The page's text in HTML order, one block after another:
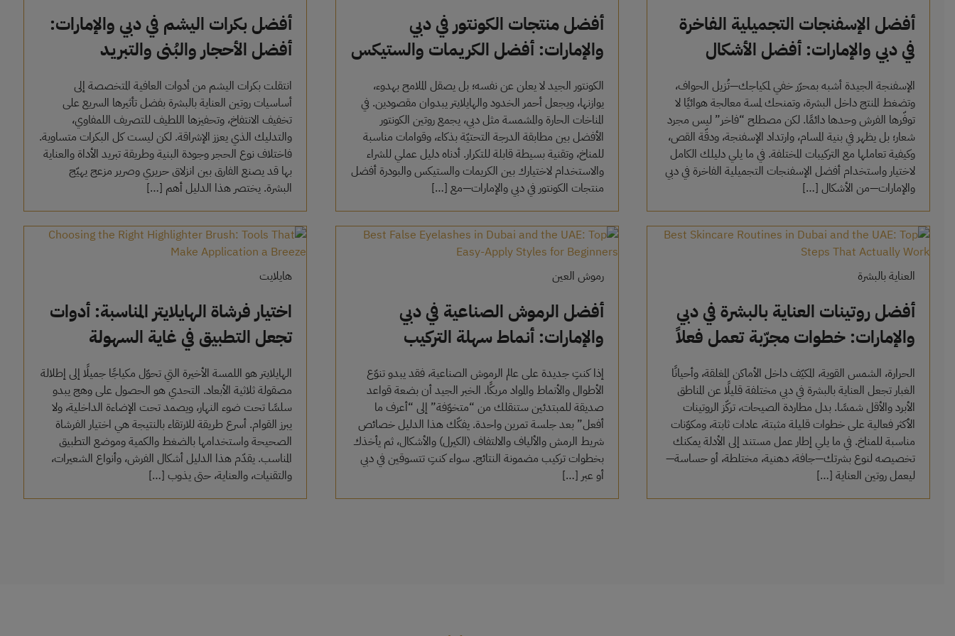
أفضل الإسفنجات التجميلية الفاخرة
في دبي والإمارات: أفضل الأشكال
والكثافات
الإسفنجة الجيدة أشبه بمحرّر خفي لمكياجك—تُزيل الحواف،
وتضغط المنتج داخل البشرة، وتمنحك لمسة معالجة هوائيًا لا
توفّرها الفرش وحدها دائمًا. لكن مصطلح “فاخر” ليس مجرد
شعار؛ بل يظهر في بنية المسام، وارتداد الإسفنجة، ودقّة القص،
وكيفية تعاملها مع التركيبات المختلفة. في ما يلي دليلك الكامل
لاختيار واستخدام أفضل الإسفنجات التجميلية الفاخرة في دبي
والإمارات—من الأشكال […]
أفضل منتجات الكونتور في دبي
والإمارات: أفضل الكريمات والستيكس
والبودرة
الكونتور الجيد لا يعلن عن نفسه؛ بل يصقل الملامح بهدوء،
يوازنها، ويجعل أحمر الخدود والهايلايتر يبدوان مقصودين. في
المناخات الحارة والمشمسة مثل دبي، يجمع روتين الكونتور
الأفضل بين مطابقة الدرجة التحتيّة بذكاء، وقوامات مناسبة
للمناخ، وتقنية بسيطة قابلة للتكرار. أدناه دليل عملي للشراء
والاستخدام لاختيارك بين الكريمات والستيكس والبودرة أفضل
منتجات الكونتور في دبي والإمارات—مع […]
أفضل بكرات اليشم في دبي والإمارات:
أفضل الأحجار والبُنى والتبريد
انتقلت بكرات اليشم من أدوات العافية المتخصصة إلى
أساسيات روتين العناية بالبشرة بفضل تأثيرها السريع على
تخفيف الانتفاخ، وتحفيزها اللطيف للتصريف اللمفاوي،
والتدليك الذي يعزز الإشراقة. لكن ليست كل البكرات متساوية.
فاختلاف نوع الحجر وجودة البنية وطريقة تبريد الأداة والعناية
بها قد يصنع الفارق بين انزلاق حريري وصرير مزعج يهيّج
البشرة. يختصر هذا الدليل أهم […]
العناية بالبشرة
أفضل روتينات العناية بالبشرة في دبي
والإمارات: خطوات مجرّبة تعمل فعلاً
الحرارة، الشمس القوية، المكيّف داخل الأماكن المغلقة، وأحيانًا
الغبار تجعل العناية بالبشرة في دبي مختلفة قليلًا عن المناطق
الأبرد والأقل شمسًا. بدل مطاردة الصيحات، تركّز الروتينات
الأكثر فعالية على خطوات قليلة مثبتة، عادات ثابتة، ومكوّنات
مناسبة للمناخ. في ما يلي إطار عمل مستند إلى الأدلة يمكنك
تخصيصه لنوع بشرتك—جافة، دهنية، مختلطة، أو حساسة—
ليعمل روتين العناية […]
رموش العين
أفضل الرموش الصناعية في دبي
والإمارات: أنماط سهلة التركيب
للمبتدئين
إذا كنتِ جديدة على عالم الرموش الصناعية، فقد يبدو تنوّع
الأطوال والأنماط والمواد مربكًا. الخبر الجيد أن بضعة قواعد
صديقة للمبتدئين ستنقلك من “متخوّفة” إلى “أعرف ما
أفعل” بعد جلسة تمرين واحدة. يفكّك هذا الدليل خصائص
شريط الرمش والألياف والالتفاف (الكيرل) والأشكال، ثم يأخذك
بخطوات تركيب مضمونة النتائج. سواء كنتِ تتسوقين في دبي
أو عبر […]
هايلايت
اختيار فرشاة الهايلايتر المناسبة: أدوات
تجعل التطبيق في غاية السهولة
الهايلايتر هو اللمسة الأخيرة التي تحوّل مكياجًا جميلًا إلى إطلالة
مصقولة ثلاثية الأبعاد. التحدي هو الحصول على وهج يبدو
سلسًا تحت ضوء النهار، ويصمد تحت الإضاءة الداخلية، ولا
يبرز القوام. أسرع طريقة للارتقاء بالنتيجة هي اختيار الفرشاة
الصحيحة واستخدامها بالضغط والكمية وموضع التطبيق
المناسب. يقدّم هذا الدليل أشكال الفرش، وأنواع الشعيرات،
والتقنيات، والعناية، حتى يذوب […]